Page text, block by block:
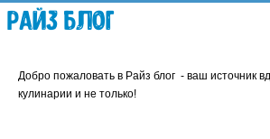
Райз Блог
Добро пожаловать в Райз блог - ваш источник
кулинарии и не только!